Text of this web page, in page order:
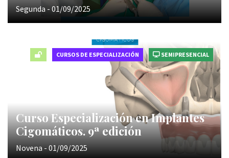
Segunda - 01/09/2025
CURSOS DE ESPECIALIZACIÓN SEMIPRESENCIAL
Curso Especialización en Implantes
Cigomáticos. 9ª edición
Novena - 01/09/2025